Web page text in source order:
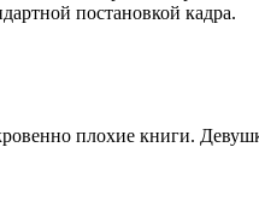
постановкой кадра.
плохие книги.